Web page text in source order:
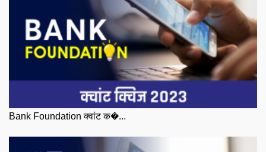
Bank Foundation क्वांट क�...